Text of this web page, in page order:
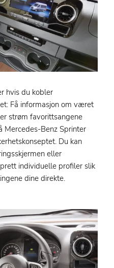
hvis du kobler
Få informasjon om været
strøm favorittsangene
Mercedes-Benz Sprinter
Du kan
eller
individuelle profiler slik
dine direkte.